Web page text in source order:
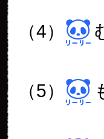
（4）
（5）